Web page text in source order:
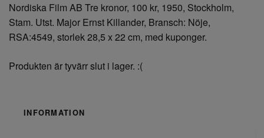
Nordiska Film AB Tre kronor, 100 kr, 1950, Stockholm,
Stam. Utst. Major Ernst Killander, Bransch: Nöje,
RSA:4549, storlek 28,5 x 22 cm, med kuponger.
Produkten är tyvärr slut i lager. :(
INFORMATION